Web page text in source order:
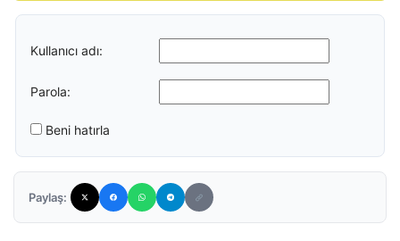
Kullanıcı adı:
Parola:
Beni hatırla
Paylaş: